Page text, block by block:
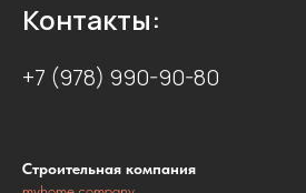
Контакты:
+7 (978) 990-90-80
Строительная компания